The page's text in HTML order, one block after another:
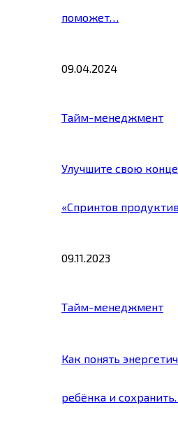
поможет…
09.04.2024
Тайм-менеджмент
Улучшите свою
«Спринтов
09.11.2023
Тайм-менеджмент
Как понять
ребёнка и сохранить…